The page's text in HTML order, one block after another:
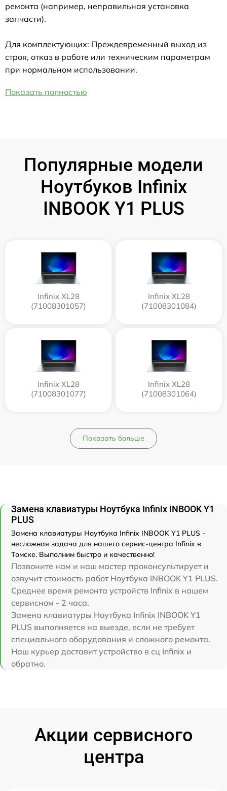
ремонта (например, неправильная установка
запчасти).
Для комплектующих: Преждевременный выход из
строя, отказ в работе или техническим параметрам
при нормальном использовании.
Показать полностью
Популярные модели
Ноутбуков Infinix
INBOOK Y1 PLUS
Infinix XL28
(71008301057)
Infinix XL28
(71008301084)
Infinix XL28
(71008301077)
Infinix XL28
(71008301064)
Показать больше
Замена клавиатуры Ноутбука Infinix INBOOK Y1
PLUS
Замена клавиатуры Ноутбука Infinix INBOOK Y1 PLUS -
несложная задача для нашего сервис-центра Infinix в
Томске. Выполним быстро и качественно!
Позвоните нам и наш мастер проконсультирует и
озвучит стоимость работ Ноутбука INBOOK Y1 PLUS.
Среднее время ремонта устройств Infinix в нашем
сервисном - 2 часа.
Замена клавиатуры Ноутбука Infinix INBOOK Y1
PLUS выполняется на выезде, если не требует
специального оборудования и сложного ремонта.
Наш курьер доставит устройство в сц Infinix и
обратно.
Акции сервисного
центра